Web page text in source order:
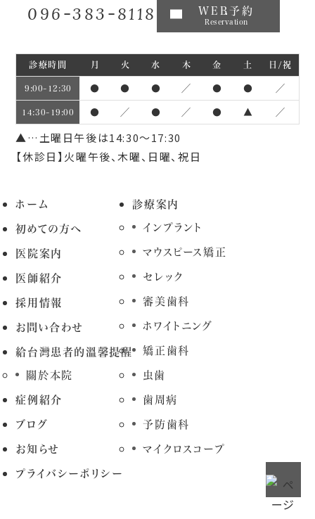
096-383-8118 WEB予約
Reservation
診療時間 月 火 水 木 金 土 日/祝
9:00~12:30 ● ● ● ／ ● ● ／
14:30~19:00 ● ／ ● ／ ● ▲ ／
▲…土曜日午後は14:30～17:30
【休診日】火曜午後、木曜、日曜、祝日
ホーム
初めての方へ
医院案内
医師紹介
採用情報
お問い合わせ
給台灣患者的溫馨提醒
關於本院
症例紹介
ブログ
お知らせ
プライバシーポリシー
診療案内
インプラント
マウスピース矯正
セレック
審美歯科
ホワイトニング
矯正歯科
虫歯
歯周病
予防歯科
マイクロスコープ